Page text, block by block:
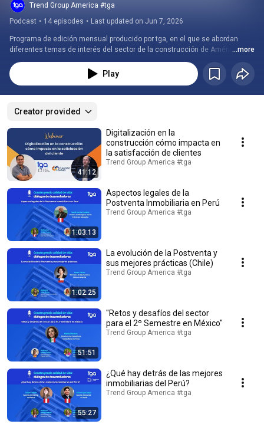
Trend Group America #tga
Podcast • 14 episodes • Last updated on Jun 7, 2026
Programa de edición mensual producido por tga, en el que se abordan
diferentes temas de interés del sector de la construcción de América
Latina.
...more
Play
Creator provided
41:12
Digitalización en la
construcción cómo impacta en
la satisfacción de clientes
Trend Group America #tga
1:03:13
Aspectos legales de la
Postventa Inmobiliaria en Perú
Trend Group America #tga
1:02:25
La evolución de la Postventa y
sus mejores prácticas (Chile)
Trend Group America #tga
51:51
"Retos y desafíos del sector
para el 2º Semestre en México"
Trend Group America #tga
55:27
¿Qué hay detrás de las mejores
inmobiliarias del Perú?
Trend Group America #tga